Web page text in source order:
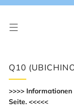
Q10
>>>>
Seite. <<<<<